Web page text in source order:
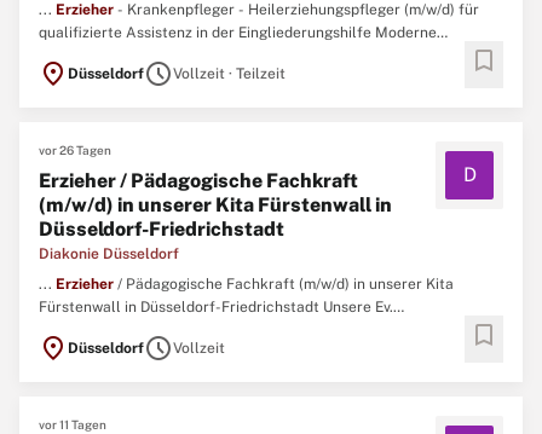
... Erzieher - Krankenpfleger - Heilerziehungspfleger (m/w/d) für
qualifizierte Assistenz in der Eingliederungshilfe Moderne
Erzieher-
Krankenpfleger - Heilerziehungspfleger (m/w/d) für qualifizierte
location_on DüsseldorfscheduleVollzeit · Teilzeit bookmark
vor 26 Tagen
Erzieher / Pädagogische Fachkraft
(m/w/d) in unserer Kita Fürstenwall in
Düsseldorf-Friedrichstadt
Diakonie Düsseldorf
D
... Erzieher / Pädagogische Fachkraft (m/w/d) in unserer Kita
Fürstenwall in Düsseldorf-Friedrichstadt Unsere Ev.
Friedrichstadt sucht Sie als
location_on DüsseldorfscheduleVollzeit bookmark
vor 11 Tagen